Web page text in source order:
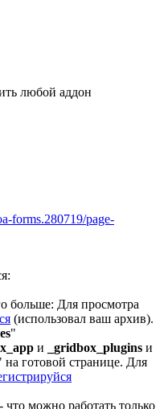
любой аддон
forms.280719/page-
больше: Для просмотра
(использовал ваш архив).
"
и _gridbox_plugins и
на готовой странице. Для
можно работать только